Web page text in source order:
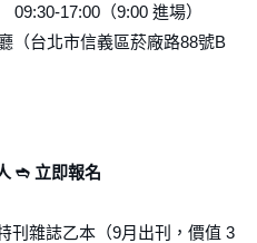
09:30-17:00（9:00 進場）
（台北市信義區菸廠路88號B
➬ 立即報名
刊雜誌乙本（9月出刊，價值 3